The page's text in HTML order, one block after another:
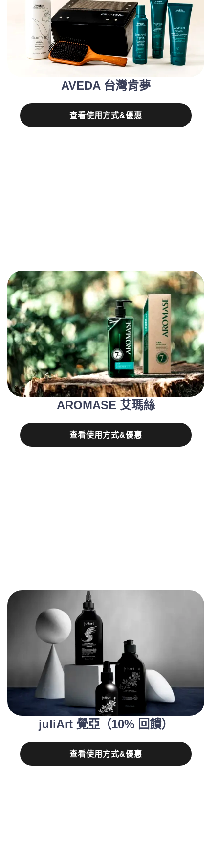
AVEDA 台灣肯夢
查看使用方式&優惠
AROMASE 艾瑪絲
查看使用方式&優惠
juliArt 覺亞（10% 回饋）
查看使用方式&優惠